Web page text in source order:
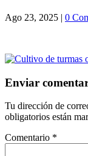
Ago 23, 2025 | 0
Enviar
Tu dirección de
obligatorios están
Comentario *